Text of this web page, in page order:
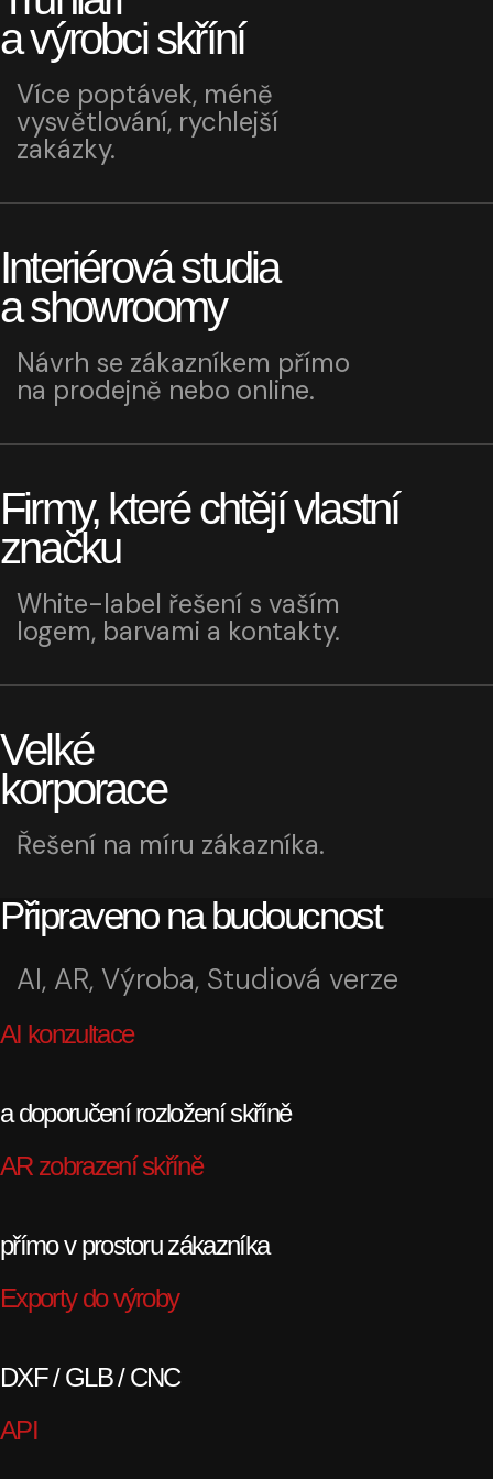
a výrobci skříní
Více poptávek, méně
vysvětlování, rychlejší
zakázky.
Interiérová studia
a showroomy
Návrh se zákazníkem přímo
na prodejně nebo online.
Firmy, které chtějí vlastní
značku
White-label řešení s vaším
logem, barvami a kontakty.
Velké
korporace
Řešení na míru zákazníka.
Připraveno na budoucnost
AI, AR, Výroba, Studiová verze
AI konzultace
a doporučení rozložení skříně
AR zobrazení skříně
přímo v prostoru zákazníka
Exporty do výroby
DXF / GLB / CNC
API